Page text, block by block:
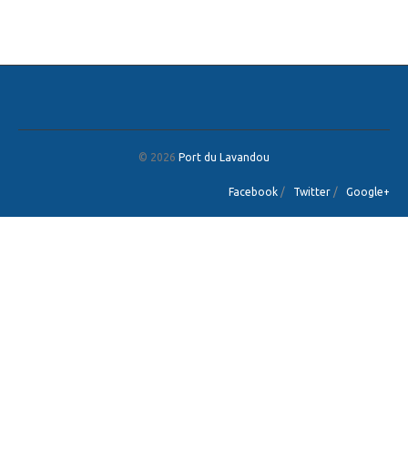
© 2026 Port du Lavandou
Facebook / Twitter / Google+